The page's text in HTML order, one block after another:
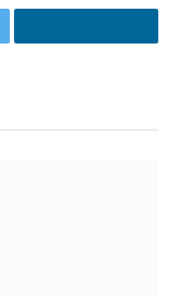
LinkedIn